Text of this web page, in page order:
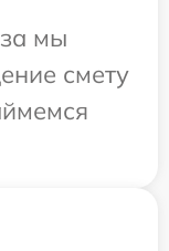
мы
смету